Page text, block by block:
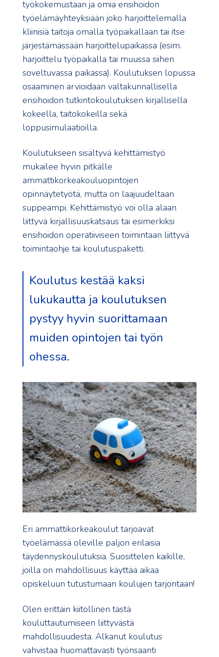
työkokemustaan ja omia ensihoidon
työelämäyhteyksiään joko harjoittelemalla
kliinisiä taitoja omalla työpaikallaan tai itse
järjestämässään harjoittelupaikassa (esim.
harjoittelu työpaikalla tai muussa siihen
soveltuvassa paikassa). Koulutuksen lopussa
osaaminen arvioidaan valtakunnallisella
ensihoidon tutkintokoulutuksen kirjallisella
kokeella, taitokokeilla sekä
loppusimulaatioilla.
Koulutukseen sisältyvä kehittämistyö
mukailee hyvin pitkälle
ammattikorkeakouluopintojen
opinnäytetyötä, mutta on laajuudeltaan
suppeampi. Kehittämistyö voi olla alaan
liittyvä kirjallisuuskatsaus tai esimerkiksi
ensihoidon operatiiviseen toimintaan liittyvä
toimintaohje tai koulutuspaketti.
Koulutus kestää kaksi
lukukautta ja koulutuksen
pystyy hyvin suorittamaan
muiden opintojen tai työn
ohessa.
Eri ammattikorkeakoulut tarjoavat
työelämässä oleville paljon erilaisia
täydennyskoulutuksia. Suosittelen kaikille,
joilla on mahdollisuus käyttää aikaa
opiskeluun tutustumaan koulujen tarjontaan!
Olen erittäin kiitollinen tästä
kouluttautumiseen liittyvästä
mahdollisuudesta. Alkanut koulutus
vahvistaa huomattavasti työnsaanti